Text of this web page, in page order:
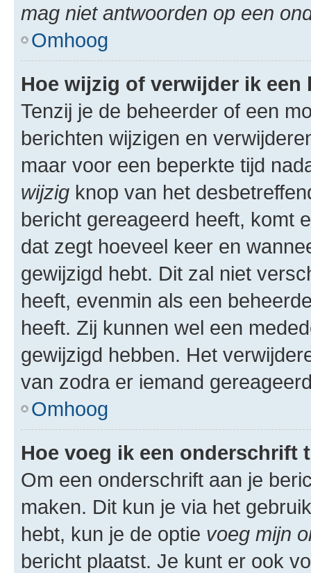
mag niet antwoorden op een
Omhoog
Hoe wijzig of verwijder ik een
Tenzij je de beheerder of een
berichten wijzigen en
maar voor een beperkte tijd
wijzig knop van het
bericht gereageerd heeft, komt
dat zegt hoeveel keer en
gewijzigd hebt. Dit zal niet
heeft, evenmin als een
heeft. Zij kunnen wel een
gewijzigd hebben. Het
van zodra er iemand
Omhoog
Hoe voeg ik een onderschrift
Om een onderschrift aan je
maken. Dit kun je via het
hebt, kun je de optie voeg mijn
bericht plaatst. Je kunt er ook